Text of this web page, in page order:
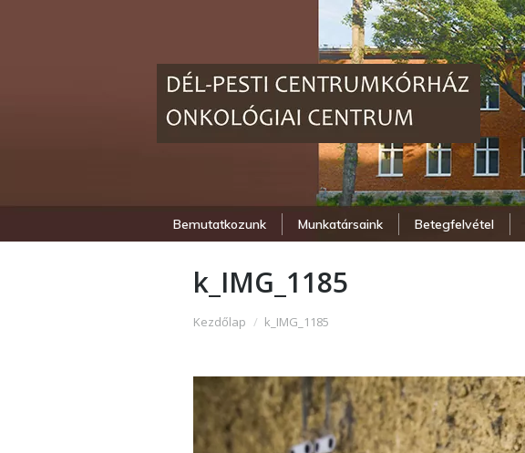
Bemutatkozunk Munkatársaink Betegfelvétel
k_IMG_1185
Itt vagy:
Kezdőlap k_IMG_1185